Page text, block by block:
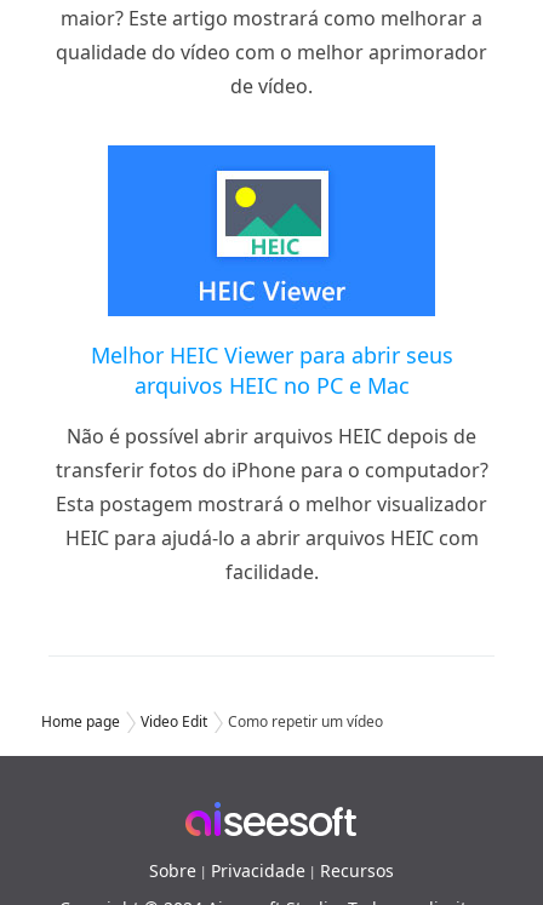
maior? Este artigo mostrará como melhorar a
qualidade do vídeo com o melhor aprimorador
de vídeo.
Melhor HEIC Viewer para abrir seus
arquivos HEIC no PC e Mac
Não é possível abrir arquivos HEIC depois de
transferir fotos do iPhone para o computador?
Esta postagem mostrará o melhor visualizador
HEIC para ajudá-lo a abrir arquivos HEIC com
facilidade.
Home page Video Edit Como repetir um vídeo
Sobre | Privacidade | Recursos